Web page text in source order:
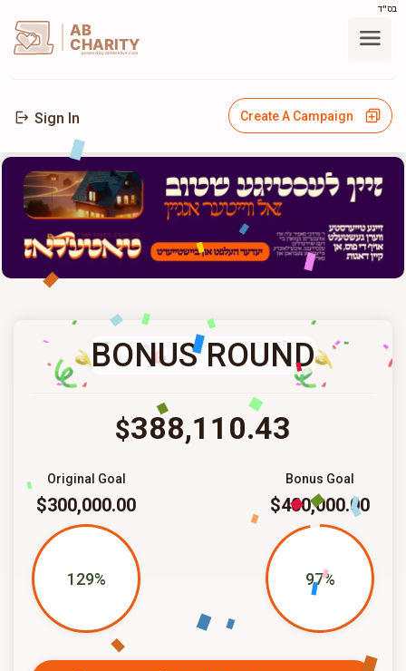
בס"ד
AB
CHARITY
powerd by ahblicklive.com
Sign In Create A Campaign
BONUS ROUND
$388,110.43
Bonus Goal
$400,000.00
97%
Original Goal
$300,000.00
129%